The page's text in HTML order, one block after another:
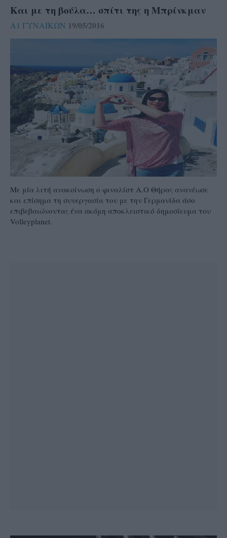
Και με τη βούλα… σπίτι της η Μπρίνκμαν
Α1 ΓΥΝΑΙΚΩΝ 19/05/2016
Με μία λιτή ανακοίνωση ο φιναλίστ Α.Ο Θήρας ανανέωσε
και επίσημα τη συνεργασία του με την Γερμανίδα άσο
επιβεβαιώνοντας ένα ακόμη αποκλειστικό δημοσίευμα του
Volleyplanet.